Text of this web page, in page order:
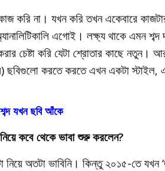
করি না। যখন করি তখন একেবারে
এগোই। লক্ষ্য থাকে এমন শব্দ
চেষ্টা করি যেটা শ্রোতার কাছে নতুন।
ছবিগুলো করতে করতে এখন একটা স্টাইল,
শব্দ যখন ছবি আঁকে
কবে থেকে ভাবা শুরু করলেন?
অতটা ভাবিনি। কিন্তু ২০১৫-তে যখন